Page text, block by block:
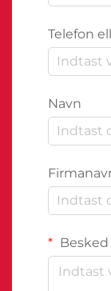
Telefon
Navn
Besked